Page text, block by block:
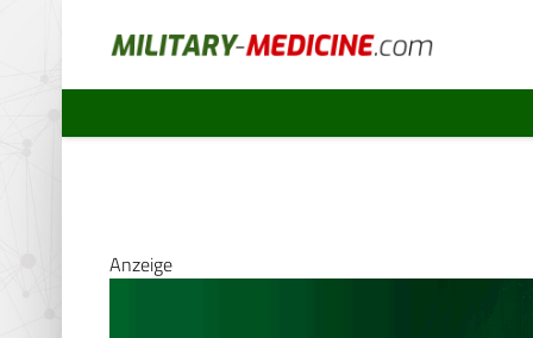
Anzeige